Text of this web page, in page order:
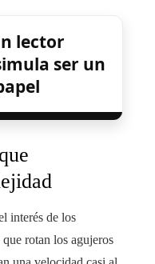
lector
ser un
interés de los
rotan los agujeros